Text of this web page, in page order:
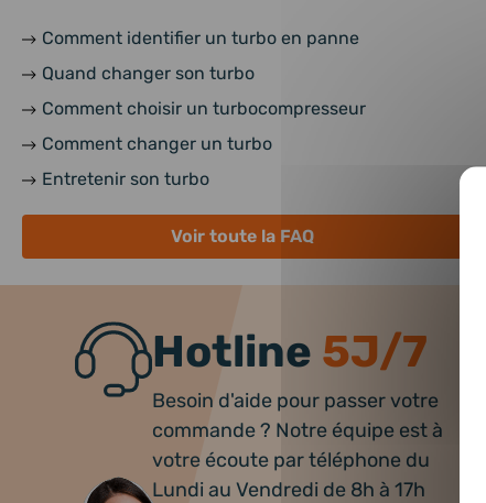
Comment identifier un turbo en panne
Quand changer son turbo
Comment choisir un turbocompresseur
Comment changer un turbo
Entretenir son turbo
Voir toute la FAQ
Hotline 5J/7
Besoin d'aide pour passer votre
commande ? Notre équipe est à
votre écoute par téléphone du
Lundi au Vendredi de 8h à 17h